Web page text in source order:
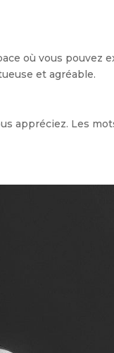
où vous pouvez
et agréable.
appréciez. Les